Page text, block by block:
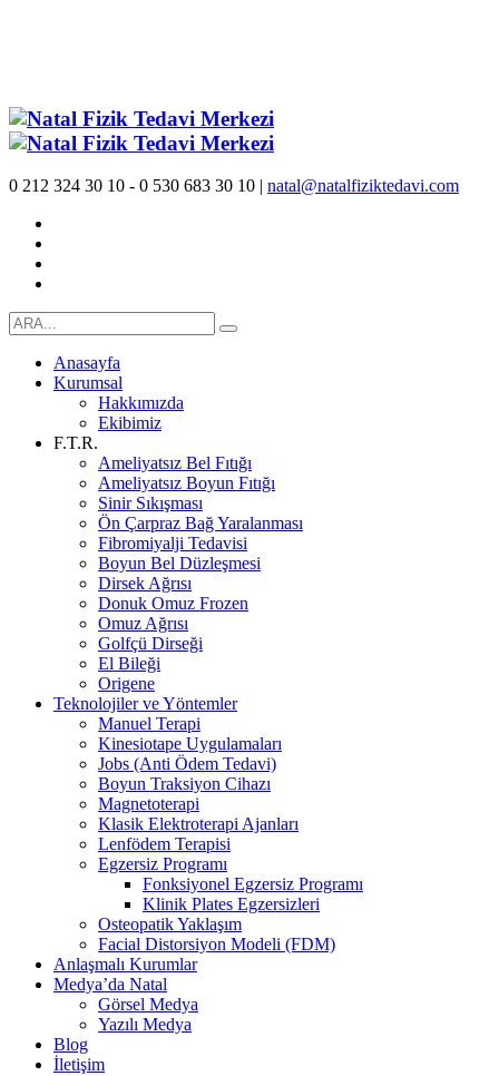
0 212 324 30 10 - 0 530 683 30 10 | natal@natalfiziktedavi.com
Anasayfa
Kurumsal
Hakkımızda
Ekibimiz
F.T.R.
Ameliyatsız Bel Fıtığı
Ameliyatsız Boyun Fıtığı
Sinir Sıkışması
Ön Çarpraz Bağ Yaralanması
Fibromiyalji Tedavisi
Boyun Bel Düzleşmesi
Dirsek Ağrısı
Donuk Omuz Frozen
Omuz Ağrısı
Golfçü Dirseği
El Bileği
Origene
Teknolojiler ve Yöntemler
Manuel Terapi
Kinesiotape Uygulamaları
Jobs (Anti Ödem Tedavi)
Boyun Traksiyon Cihazı
Magnetoterapi
Klasik Elektroterapi Ajanları
Lenfödem Terapisi
Egzersiz Programı
Fonksiyonel Egzersiz Programı
Klinik Plates Egzersizleri
Osteopatik Yaklaşım
Facial Distorsiyon Modeli (FDM)
Anlaşmalı Kurumlar
Medya’da Natal
Görsel Medya
Yazılı Medya
Blog
İletişim